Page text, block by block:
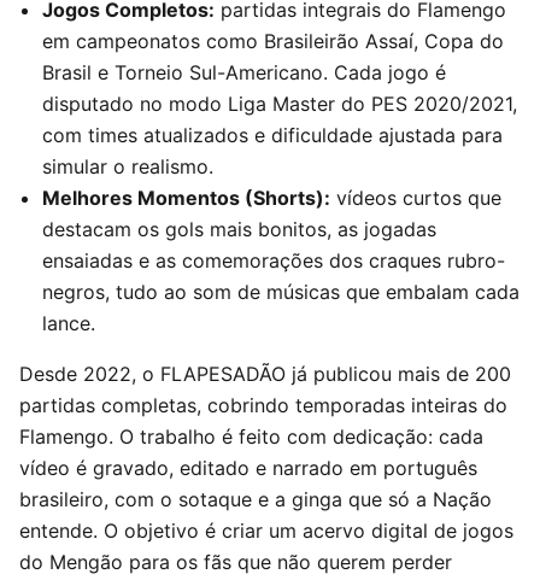
Jogos Completos: partidas integrais do Flamengo
em campeonatos como Brasileirão Assaí, Copa do
Brasil e Torneio Sul-Americano. Cada jogo é
disputado no modo Liga Master do PES 2020/2021,
com times atualizados e dificuldade ajustada para
simular o realismo.
Melhores Momentos (Shorts): vídeos curtos que
destacam os gols mais bonitos, as jogadas
ensaiadas e as comemorações dos craques rubro-
negros, tudo ao som de músicas que embalam cada
lance.
Desde 2022, o FLAPESADÃO já publicou mais de 200
partidas completas, cobrindo temporadas inteiras do
Flamengo. O trabalho é feito com dedicação: cada
vídeo é gravado, editado e narrado em português
brasileiro, com o sotaque e a ginga que só a Nação
entende. O objetivo é criar um acervo digital de jogos
do Mengão para os fãs que não querem perder